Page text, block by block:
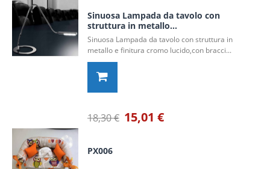
Sinuosa Lampada da tavolo con
struttura in metallo...
Sinuosa Lampada da tavolo con struttura in
metallo e finitura cromo lucido,con bracci...
18,30 € 15,01 €
PX006